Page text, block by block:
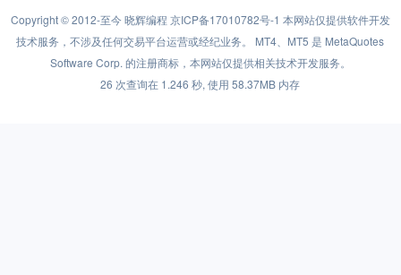
Copyright © 2012-至今晓辉编程 京ICP备17010782号-1 本网站仅提供软件开发
技术服务，不涉及任何交易平台运营或经纪业务。 MT4、MT5 是 MetaQuotes
Software Corp. 的注册商标，本网站仅提供相关技术开发服务。
26 次查询在 1.246 秒, 使用 58.37MB 内存